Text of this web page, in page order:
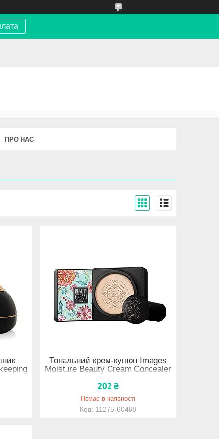
ПРО НАС
Тональний крем-кушон Images
Moisture Beauty Cream Concealer
202 ₴
Немає в наявності
11275-60488